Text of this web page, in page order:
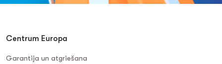
Centrum Europa
Garantija un atgriešana